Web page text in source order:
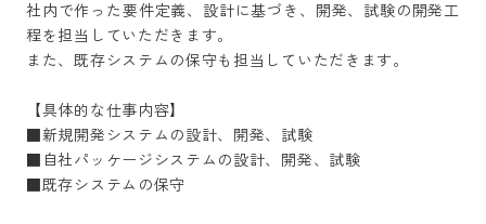
社内で作った要件定義、設計に基づき、開発、試験の開発工
程を担当していただきます。
また、既存システムの保守も担当していただきます。
【具体的な仕事内容】
■新規開発システムの設計、開発、試験
■自社パッケージシステムの設計、開発、試験
■既存システムの保守